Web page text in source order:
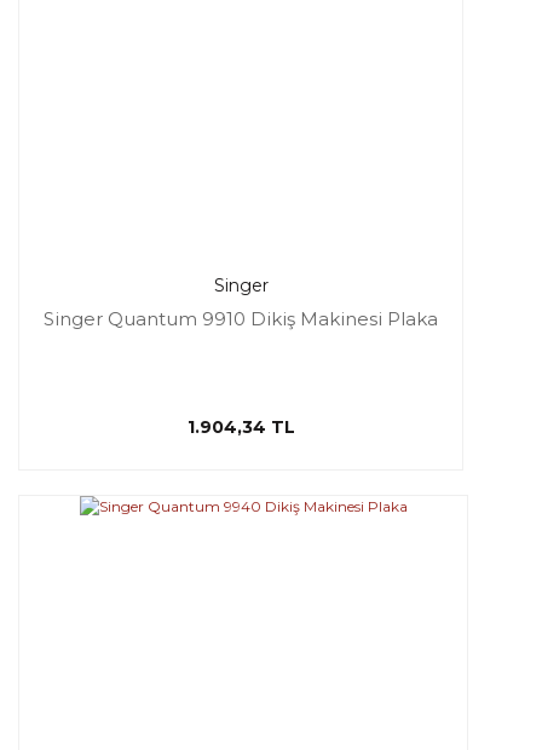
Singer
Singer Quantum 9910 Dikiş Makinesi Plaka
1.904,34 TL